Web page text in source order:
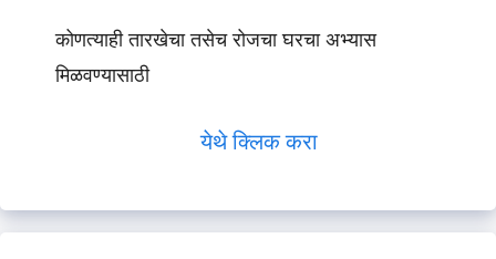
कोणत्याही तारखेचा तसेच रोजचा घरचा अभ्यास
मिळवण्यासाठी
येथे क्लिक करा